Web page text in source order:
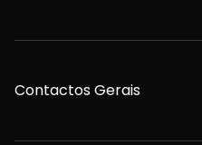
Contactos Gerais